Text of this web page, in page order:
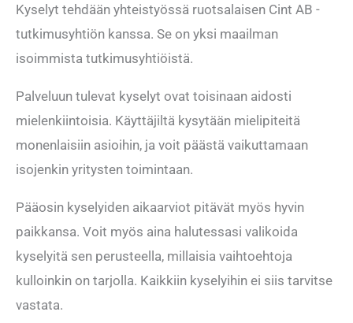
Kyselyt tehdään yhteistyössä ruotsalaisen Cint AB -
tutkimusyhtiön kanssa. Se on yksi maailman
isoimmista tutkimusyhtiöistä.
Palveluun tulevat kyselyt ovat toisinaan aidosti
mielenkiintoisia. Käyttäjiltä kysytään mielipiteitä
monenlaisiin asioihin, ja voit päästä vaikuttamaan
isojenkin yritysten toimintaan.
Pääosin kyselyiden aikaarviot pitävät myös hyvin
paikkansa. Voit myös aina halutessasi valikoida
kyselyitä sen perusteella, millaisia vaihtoehtoja
kulloinkin on tarjolla. Kaikkiin kyselyihin ei siis tarvitse
vastata.